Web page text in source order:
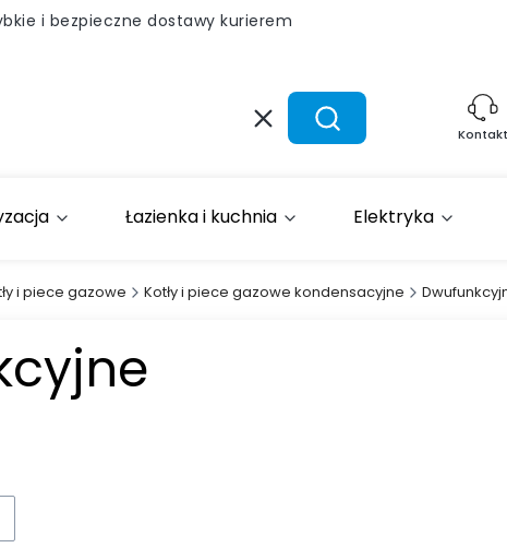
i bezpieczne dostawy kurierem
WyczyśćSzukaj Kontakt
Łazienka i kuchnia Elektryka
i piece gazowe Kotły i piece gazowe kondensacyjne